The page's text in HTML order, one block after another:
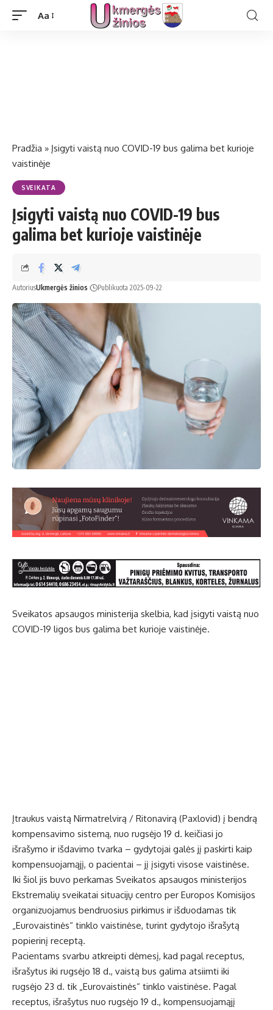
Aa
Pradžia » Įsigyti vaistą nuo COVID-19 bus galima bet kurioje
vaistinėje
SVEIKATA
Įsigyti vaistą nuo COVID-19 bus
galima bet kurioje vaistinėje
AutoriusUkmergės žinios Publikuota 2025-09-22
Sveikatos apsaugos ministerija skelbia, kad įsigyti vaistą nuo
COVID-19 ligos bus galima bet kurioje vaistinėje.
Įtraukus vaistą Nirmatrelvirą / Ritonavirą (Paxlovid) į bendrą
kompensavimo sistemą, nuo rugsėjo 19 d. keičiasi jo
išrašymo ir išdavimo tvarka – gydytojai galės jį paskirti kaip
kompensuojamąjį, o pacientai – jį įsigyti visose vaistinėse.
Iki šiol jis buvo perkamas Sveikatos apsaugos ministerijos
Ekstremalių sveikatai situacijų centro per Europos Komisijos
organizuojamus bendruosius pirkimus ir išduodamas tik
„Eurovaistinės“ tinklo vaistinėse, turint gydytojo išrašytą
popierinį receptą.
Pacientams svarbu atkreipti dėmesį, kad pagal receptus,
išrašytus iki rugsėjo 18 d., vaistą bus galima atsiimti iki
rugsėjo 23 d. tik „Eurovaistinės“ tinklo vaistinėse. Pagal
receptus, išrašytus nuo rugsėjo 19 d., kompensuojamąjį